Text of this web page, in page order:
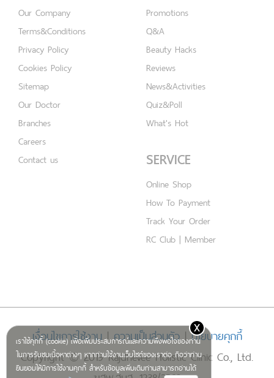
เราใช้คุกกี้ (cookie) เพื่อเพิ่มประสบการณ์และความพึงพอใจของท่าน
ในการรับชมเนื้อหาต่างๆ หากท่านใช้งานเว็บไซต์ของเราต่อ ถือว่าท่าน
ยินยอมให้มีการใช้งานคุกกี้ สำหรับข้อมูลเพิ่มเติมท่านสามารถอ่านได้
x
Our Company
Terms&Conditions
Privacy Policy
Cookies Policy
Sitemap
Our Doctor
Branches
Careers
Contact us
Promotions
Q&A
Beauty Hacks
Reviews
News&Activities
Quiz&Poll
What's Hot
SERVICE
Online Shop
How To Payment
Track Your Order
RC Club | Member
เงื่อนไขการใช้งาน|ความเป็นส่วนตัว|นโยบายคุกกี้
Copyright © 2019 Rajdhevee Holistic Clinic Co., Ltd.